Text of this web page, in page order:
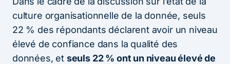
culture organisationnelle de la donnée, seuls
22 % des répondants déclarent avoir un niveau
élevé de confiance dans la qualité des
données, et seuls 22 % ont un niveau élevé de